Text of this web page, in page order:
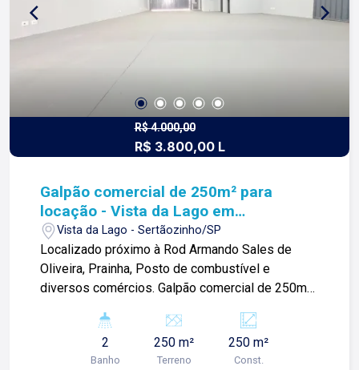
R$ 4.000,00
R$ 3.800,00 L
Galpão comercial de 250m² para
locação - Vista da Lago em
Sertãozinho
Vista da Lago - Sertãozinho/SP
Localizado próximo à Rod Armando Sales de
Oliveira, Prainha, Posto de combustível e
diversos comércios. Galpão comercial de 250m²
serviços; -Pé direito alto; -Portão Basculante;
Para mais informações e agendar visita, entre em
2
Banho
250 m²
Terreno
250 m²
Const.